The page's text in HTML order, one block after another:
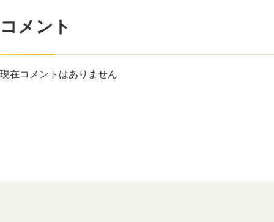
コメント
現在コメントはありません